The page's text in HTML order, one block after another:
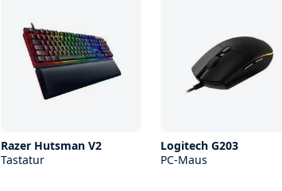
Razer Hutsman V2
Tastatur
Logitech G203
PC-Maus